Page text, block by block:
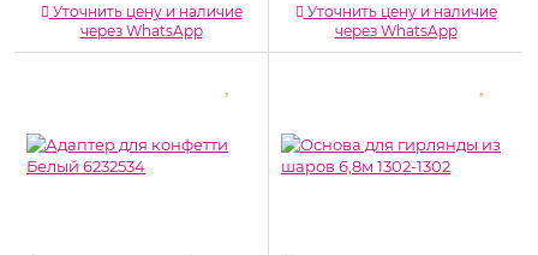
Уточнить цену и наличие
через WhatsApp
Уточнить цену и наличие
через WhatsApp